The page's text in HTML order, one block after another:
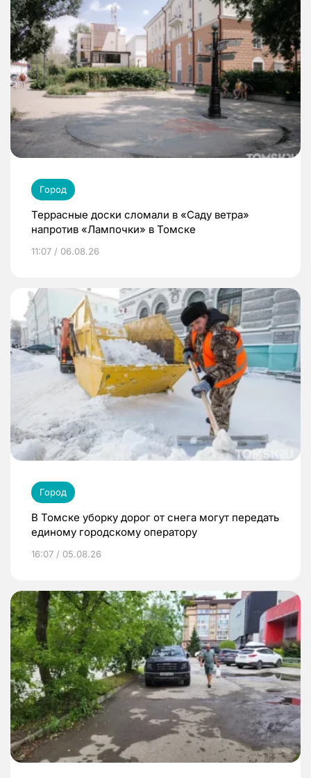
Город
Террасные доски сломали в «Саду ветра»
напротив «Лампочки» в Томске
11:07 / 06.08.26
Город
В Томске уборку дорог от снега могут передать
единому городскому оператору
16:07 / 05.08.26